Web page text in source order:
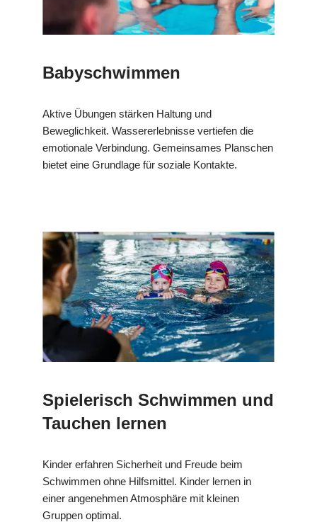
Babyschwimmen
Aktive Übungen stärken Haltung und
Beweglichkeit. Wassererlebnisse vertiefen die
emotionale Verbindung. Gemeinsames Planschen
bietet eine Grundlage für soziale Kontakte.
Spielerisch Schwimmen und
Tauchen lernen
Kinder erfahren Sicherheit und Freude beim
Schwimmen ohne Hilfsmittel. Kinder lernen in
einer angenehmen Atmosphäre mit kleinen
Gruppen optimal.